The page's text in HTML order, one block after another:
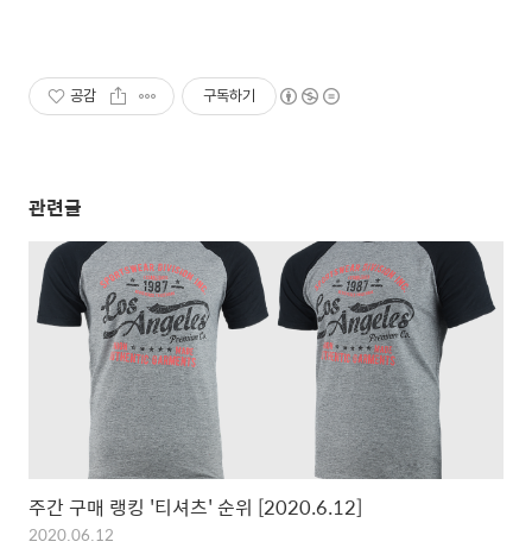
공감 구독하기
관련글
주간 구매 랭킹 '티셔츠' 순위 [2020.6.12]
2020.06.12